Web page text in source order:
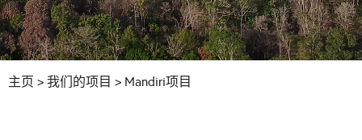
主页 > 我们的项目 > Mandiri项目